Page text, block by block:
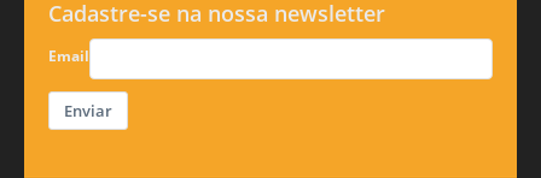
Cadastre-se na nossa newsletter
Email
Enviar